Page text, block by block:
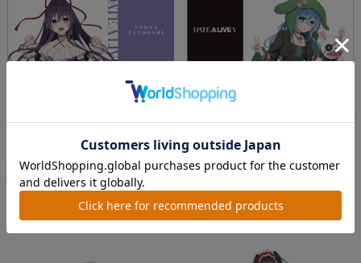
デート・ア・ライブV マグカップ 夜刀
神十香 ゴシックパン...
デート・ア・ライブV マグカップ 四糸